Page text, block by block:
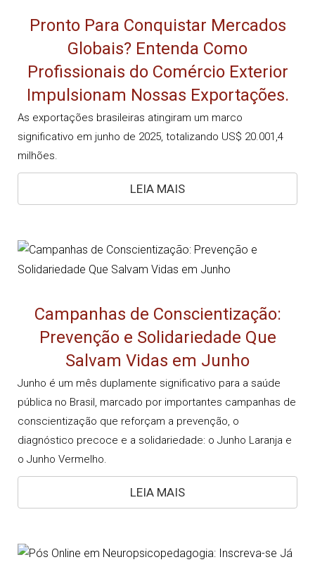
Pronto Para Conquistar Mercados
Globais? Entenda Como
Profissionais do Comércio Exterior
Impulsionam Nossas Exportações.
As exportações brasileiras atingiram um marco
significativo em junho de 2025, totalizando US$ 20.001,4
milhões.
LEIA MAIS
Campanhas de Conscientização:
Prevenção e Solidariedade Que
Salvam Vidas em Junho
Junho é um mês duplamente significativo para a saúde
pública no Brasil, marcado por importantes campanhas de
conscientização que reforçam a prevenção, o
diagnóstico precoce e a solidariedade: o Junho Laranja e
o Junho Vermelho.
LEIA MAIS